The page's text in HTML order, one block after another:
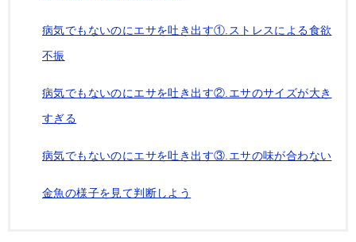
病気でもないのにエサを吐き出す①.ストレスによる食欲
不振
病気でもないのにエサを吐き出す②.エサのサイズが大き
すぎる
病気でもないのにエサを吐き出す③.エサの味が合わない
金魚の様子を見て判断しよう